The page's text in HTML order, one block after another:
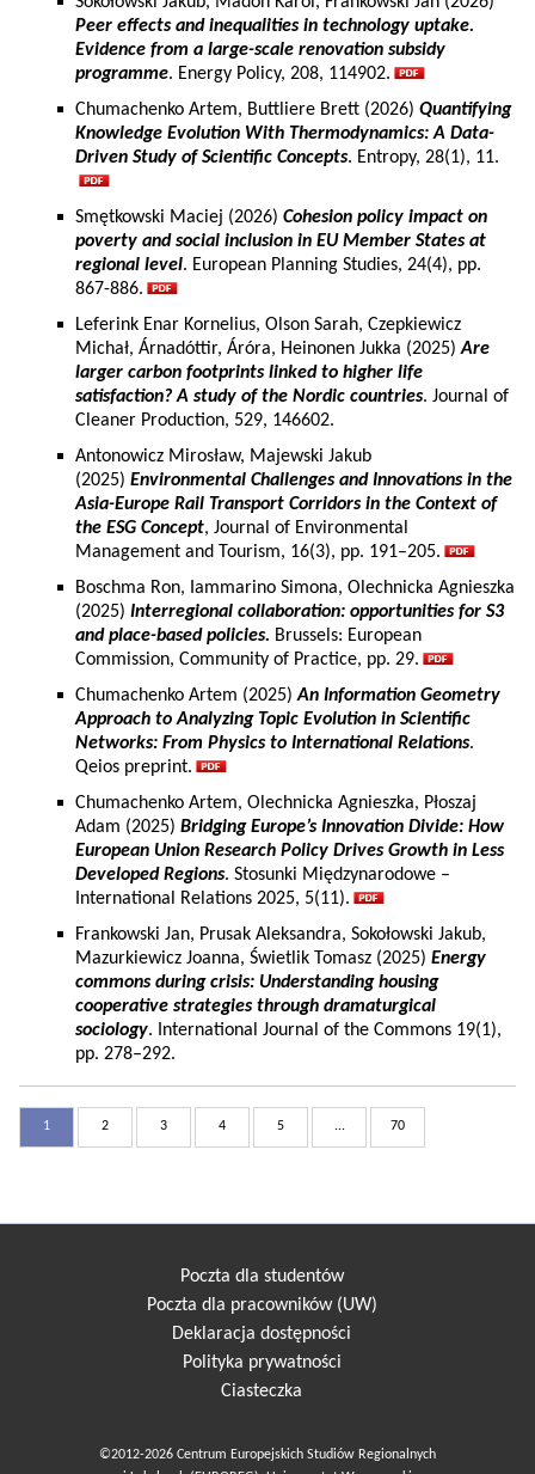
Peer effects and inequalities in technology uptake.
Evidence from a large-scale renovation subsidy
programme. Energy Policy, 208, 114902.
Chumachenko Artem, Buttliere Brett (2026) Quantifying
Knowledge Evolution With Thermodynamics: A Data-
Driven Study of Scientific Concepts. Entropy, 28(1), 11.
Smętkowski Maciej (2026) Cohesion policy impact on
poverty and social inclusion in EU Member States at
regional level. European Planning Studies, 24(4), pp.
867-886.
Leferink Enar Kornelius, Olson Sarah, Czepkiewicz
Michał, Árnadóttir, Áróra, Heinonen Jukka (2025)Are
larger carbon footprints linked to higher life
satisfaction? A study of the Nordic countries. Journal of
Cleaner Production, 529, 146602.
Antonowicz Mirosław, Majewski Jakub
(2025) Environmental Challenges and Innovations in the
Asia-Europe Rail Transport Corridors in the Context of
the ESG Concept, Journal of Environmental
Management and Tourism, 16(3), pp. 191–205.
Boschma Ron, Iammarino Simona, Olechnicka Agnieszka
(2025) Interregional collaboration: opportunities for S3
and place-based policies. Brussels: European
Commission, Community of Practice, pp. 29.
Chumachenko Artem (2025)An Information Geometry
Approach to Analyzing Topic Evolution in Scientific
Networks: From Physics to International Relations.
Qeios preprint.
Chumachenko Artem, Olechnicka Agnieszka, Płoszaj
Adam (2025) Bridging Europe’s Innovation Divide: How
European Union Research Policy Drives Growth in Less
Developed Regions. Stosunki Międzynarodowe –
International Relations 2025, 5(11).
Frankowski Jan, Prusak Aleksandra, Sokołowski Jakub,
Mazurkiewicz Joanna, Świetlik Tomasz (2025) Energy
commons during crisis: Understanding housing
cooperative strategies through dramaturgical
sociology. International Journal of the Commons 19(1),
pp. 278–292.
1 2 3 4 5 ... 70
Poczta dla studentów
Poczta dla pracowników (UW)
Deklaracja dostępności
Polityka prywatności
Ciasteczka
©2012-2026 Centrum Europejskich Studiów Regionalnych